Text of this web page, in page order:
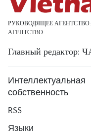
РУКОВОДЯЩЕЕ
АГЕНТСТВО
Главный
Интеллектуальная
собственность
RSS
Языки